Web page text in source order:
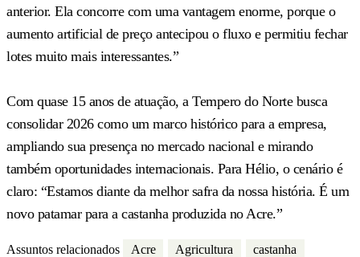
anterior. Ela concorre com uma vantagem enorme, porque o
aumento artificial de preço antecipou o fluxo e permitiu fechar
lotes muito mais interessantes.”
Com quase 15 anos de atuação, a Tempero do Norte busca
consolidar 2026 como um marco histórico para a empresa,
ampliando sua presença no mercado nacional e mirando
também oportunidades internacionais. Para Hélio, o cenário é
claro: “Estamos diante da melhor safra da nossa história. É um
novo patamar para a castanha produzida no Acre.”
Assuntos relacionados Acre Agricultura
castanha